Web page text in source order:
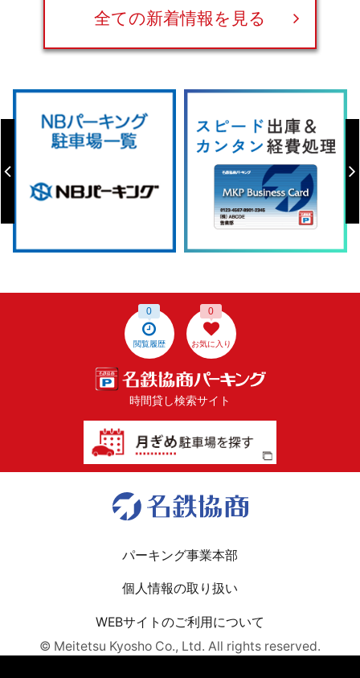
全ての新着情報を見る
閲覧履歴
0
お気に入り
0
時間貸し検索サイト
パーキング事業本部
個人情報の取り扱い
WEBサイトのご利用について
© Meitetsu Kyosho Co., Ltd. All rights reserved.